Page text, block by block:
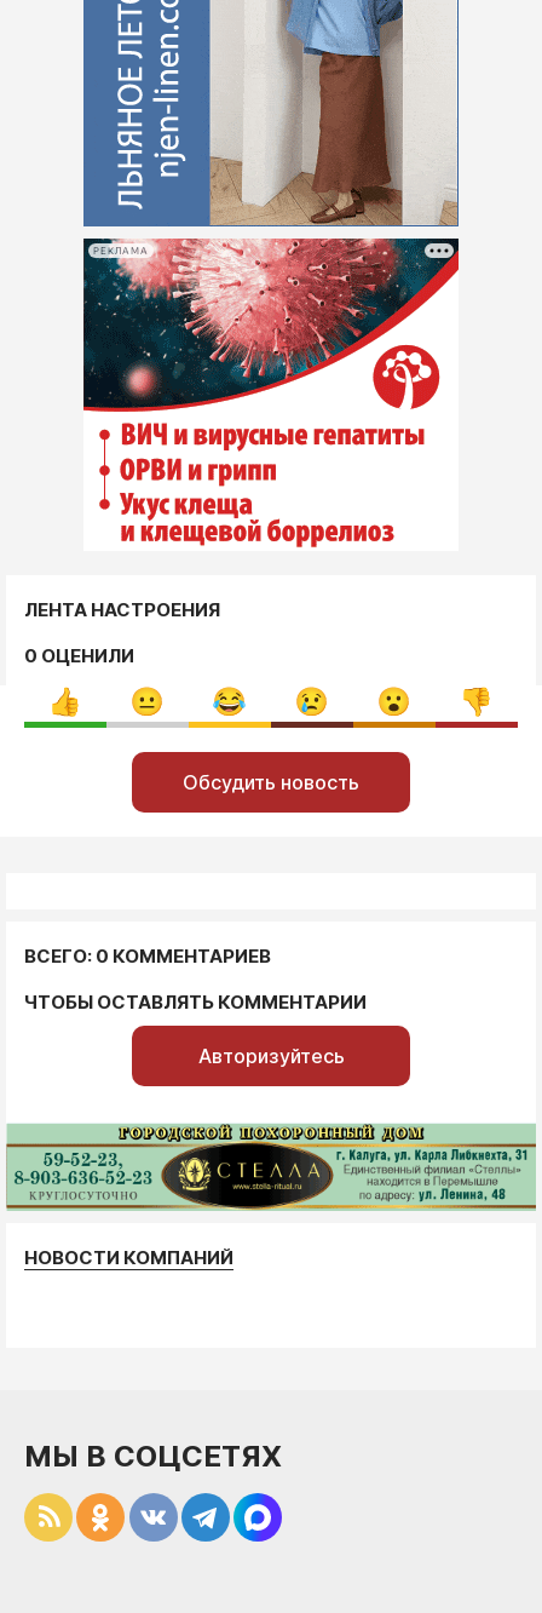
РЕКЛАМА
ЛЕНТА НАСТРОЕНИЯ
0 ОЦЕНИЛИ
Обсудить новость
ВСЕГО: 0 КОММЕНТАРИЕВ
ЧТОБЫ ОСТАВЛЯТЬ КОММЕНТАРИИ
Авторизуйтесь
НОВОСТИ КОМПАНИЙ
МЫ В СОЦСЕТЯХ